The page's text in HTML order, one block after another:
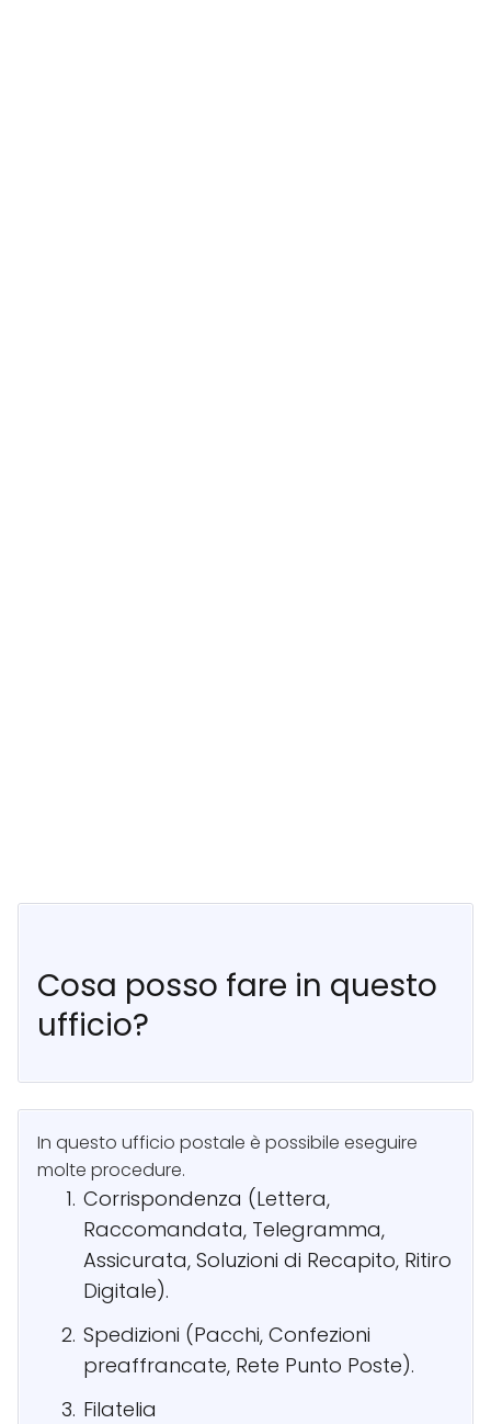
Cosa posso fare in questo
ufficio?
In questo ufficio postale è possibile eseguire
molte procedure.
Corrispondenza (Lettera,
Raccomandata, Telegramma,
Assicurata, Soluzioni di Recapito, Ritiro
Digitale).
Spedizioni (Pacchi, Confezioni
preaffrancate, Rete Punto Poste).
Filatelia